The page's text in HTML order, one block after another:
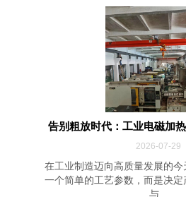
告别粗放时代：工业电磁加
2026-07-29
在工业制造迈向高质量发展的
一个简单的工艺参数，而是决
与...